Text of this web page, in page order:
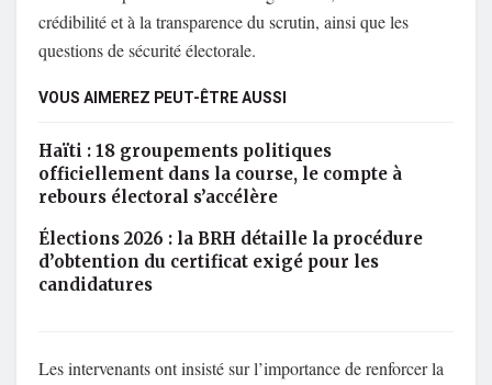
crédibilité et à la transparence du scrutin, ainsi que les
questions de sécurité électorale.
VOUS AIMEREZ PEUT-ÊTRE AUSSI
Haïti : 18 groupements politiques
officiellement dans la course, le compte à
rebours électoral s’accélère
Élections 2026 : la BRH détaille la procédure
d’obtention du certificat exigé pour les
candidatures
Les intervenants ont insisté sur l’importance de renforcer la